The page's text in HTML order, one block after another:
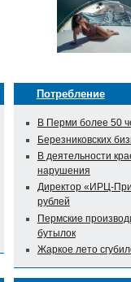
Потребление
В Перми более 50
Березниковских
В деятельности
нарушения
Директор «ИРЦ-
рублей
Пермские
бутылок
Жаркое лето